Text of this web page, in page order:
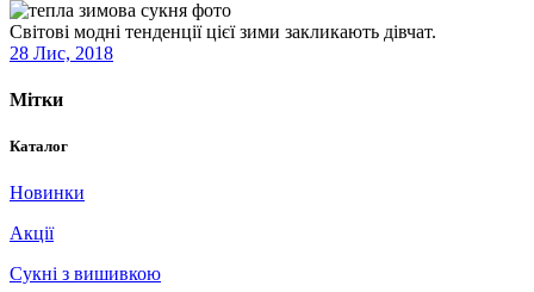
Світові модні тенденції цієї зими закликають дівчат.
28 Лис, 2018
Мітки
Каталог
Новинки
Акції
Сукні з вишивкою